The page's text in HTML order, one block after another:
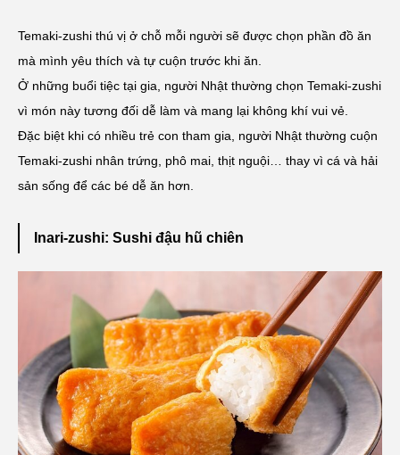
Temaki-zushi thú vị ở chỗ mỗi người sẽ được chọn phần đồ ăn
mà mình yêu thích và tự cuộn trước khi ăn.
Ở những buổi tiệc tại gia, người Nhật thường chọn Temaki-zushi
vì món này tương đối dễ làm và mang lại không khí vui vẻ.
Đặc biệt khi có nhiều trẻ con tham gia, người Nhật thường cuộn
Temaki-zushi nhân trứng, phô mai, thịt nguội… thay vì cá và hải
sản sống để các bé dễ ăn hơn.
Inari-zushi: Sushi đậu hũ chiên